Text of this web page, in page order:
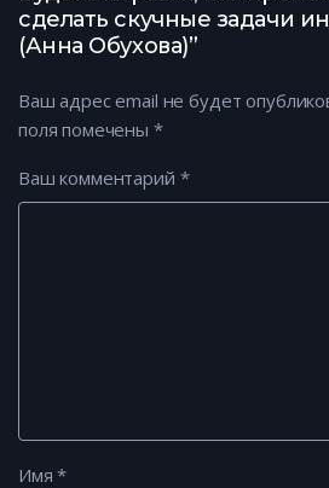
сделать скучные задачи
(Анна Обухова)”
Ваш адрес email не будет
поля помечены *
Ваш комментарий *
Имя*